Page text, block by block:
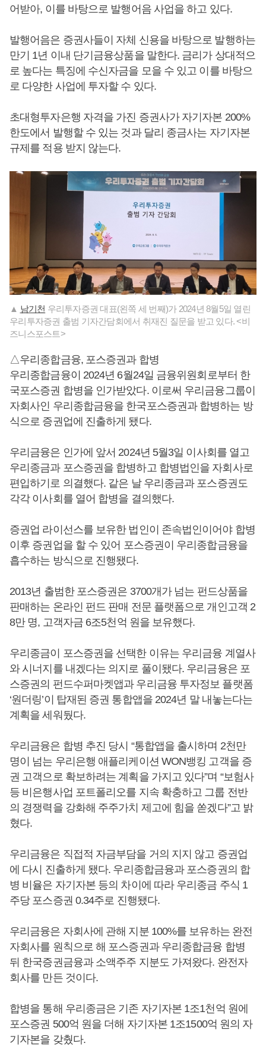
어받아, 이를 바탕으로 발행어음 사업을 하고 있다.
발행어음은 증권사들이 자체 신용을 바탕으로 발행하는
만기 1년 이내 단기금융상품을 말한다. 금리가 상대적으
로 높다는 특징에 수신자금을 모을 수 있고 이를 바탕으
로 다양한 사업에 투자할 수 있다.
초대형투자은행 자격을 가진 증권사가 자기자본 200%
한도에서 발행할 수 있는 것과 달리 종금사는 자기자본
규제를 적용 받지 않는다.
▲ 남기천 우리투자증권 대표(왼쪽 세 번째)가 2024년 8월5일 열린
우리투자증권 출범 기자간담회에서 취재진 질문을 받고 있다. <비
즈니스포스트>
△우리종합금융, 포스증권과 합병
우리종합금융이 2024년 6월24일 금융위원회로부터 한
국포스증권 합병을 인가받았다. 이로써 우리금융그룹이
자회사인 우리종합금융을 한국포스증권과 합병하는 방
식으로 증권업에 진출하게 됐다.
우리금융은 인가에 앞서 2024년 5월3일 이사회를 열고
우리종금과 포스증권을 합병하고 합병법인을 자회사로
편입하기로 의결했다. 같은 날 우리종금과 포스증권도
각각 이사회를 열어 합병을 결의했다.
증권업 라이선스를 보유한 법인이 존속법인이어야 합병
이후 증권업을 할 수 있어 포스증권이 우리종합금융을
흡수하는 방식으로 진행됐다.
2013년 출범한 포스증권은 3700개가 넘는 펀드상품을
판매하는 온라인 펀드 판매 전문 플랫폼으로 개인고객 2
8만 명, 고객자금 6조5천억 원을 보유했다.
우리종금이 포스증권을 선택한 이유는 우리금융 계열사
와 시너지를 내겠다는 의지로 풀이됐다. 우리금융은 포
스증권의 펀드수퍼마켓앱과 우리금융 투자정보 플랫폼
‘원더링’이 탑재된 증권 통합앱을 2024년 말 내놓는다는
계획을 세워뒀다.
우리금융은 합병 추진 당시 “통합앱을 출시하며 2천만
명이 넘는 우리은행 애플리케이션 WON뱅킹 고객을 증
권 고객으로 확보하려는 계획을 가지고 있다”며 “보험사
등 비은행사업 포트폴리오를 지속 확충하고 그룹 전반
의 경쟁력을 강화해 주주가치 제고에 힘을 쏟겠다”고 밝
혔다.
우리금융은 직접적 자금부담을 거의 지지 않고 증권업
에 다시 진출하게 됐다. 우리종합금융과 포스증권의 합
병 비율은 자기자본 등의 차이에 따라 우리종금 주식 1
주당 포스증권 0.34주로 진행됐다.
우리금융은 자회사에 관해 지분 100%를 보유하는 완전
자회사를 원칙으로 해 포스증권과 우리종합금융 합병
뒤 한국증권금융과 소액주주 지분도 가져왔다. 완전자
회사를 만든 것이다.
합병을 통해 우리종금은 기존 자기자본 1조1천억 원에
포스증권 500억 원을 더해 자기자본 1조1500억 원의 자
기자본을 갖췄다.